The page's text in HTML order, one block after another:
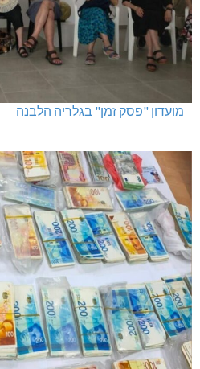
מועדון "פסק זמן" בגלריה הלבנה